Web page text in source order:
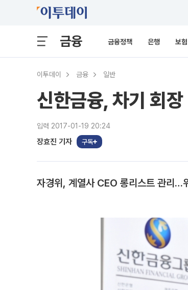
금융 금융정책 은행 보험
이투데이 금융 일반
신한금융, 차기 회
입력 2017-01-19 20:24
장효진 기자 구독
자경위, 계열사 CEO 롱리스트 관리…